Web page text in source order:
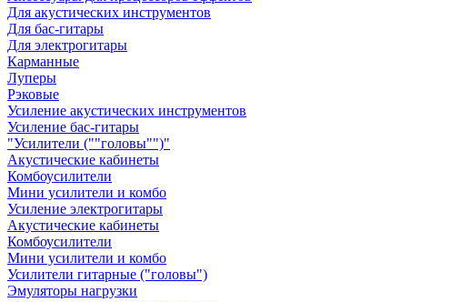
Для акустических инструментов
Для бас-гитары
Для электрогитары
Карманные
Луперы
Рэковые
Усиление акустических инструментов
Усиление бас-гитары
"Усилители (""головы"")"
Акустические кабинеты
Комбоусилители
Мини усилители и комбо
Усиление электрогитары
Акустические кабинеты
Комбоусилители
Мини усилители и комбо
Усилители гитарные ("головы")
Эмуляторы нагрузки